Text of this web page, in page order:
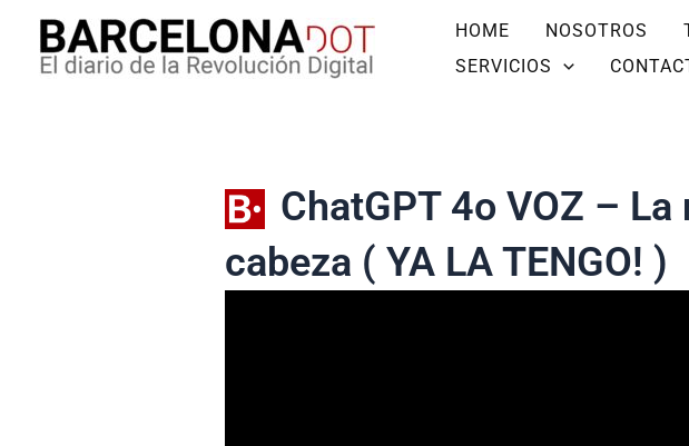
contenido
HOME NOSOTROS
SERVICIOS
ChatGPT 4o VOZ –
cabeza ( YA LA TENGO! )